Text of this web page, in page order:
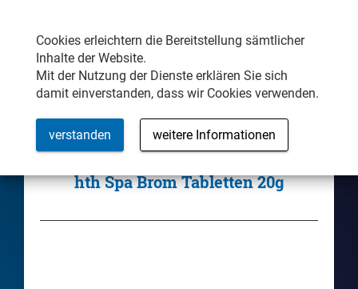
Cookies erleichtern die Bereitstellung sämtlicher
Inhalte der Website.
Mit der Nutzung der Dienste erklären Sie sich
damit einverstanden, dass wir Cookies verwenden.
verstanden weitere Informationen
hth Spa Brom Tabletten 20g